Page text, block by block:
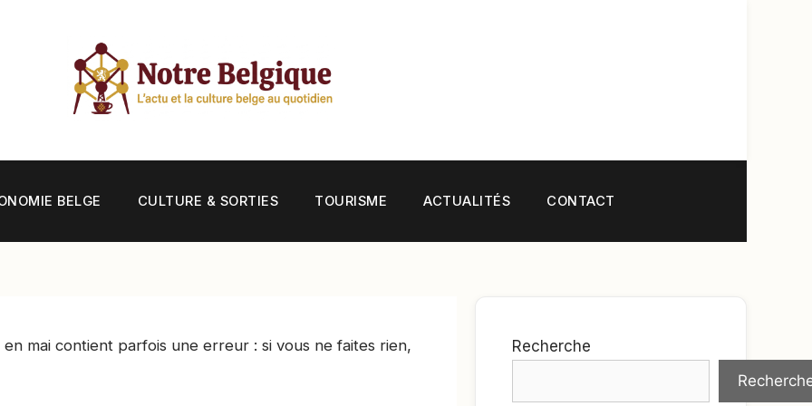
BELGE CULTURE & SORTIES TOURISME ACTUALITÉS CONTACT
mai contient parfois une erreur : si vous ne faites rien,
Recherche